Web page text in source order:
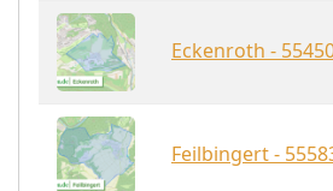
Eckenroth -
Feilbingert -